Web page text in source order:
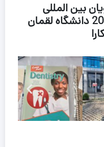
بین المللی
سال تحصیلی 2025-2024 دانشگاه لقمان